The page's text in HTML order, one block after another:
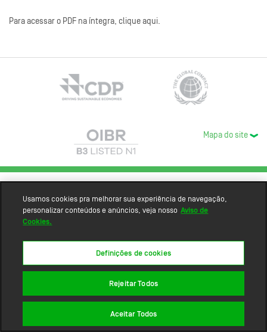
Para acessar o PDF na íntegra, clique aqui.
Mapa do site
Usamos cookies pra melhorar sua experiência de navegação,
personalizar conteúdos e anúncios, veja nosso Aviso de
Cookies.
Definições de cookies
Rejeitar Todos
Aceitar Todos